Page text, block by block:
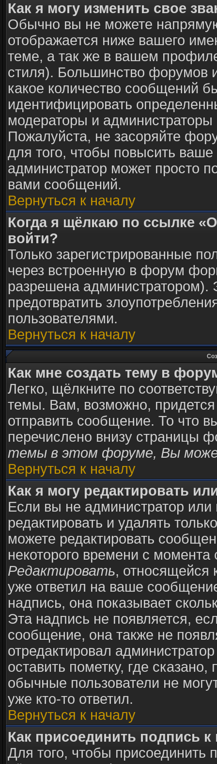
Как я могу изменить свое
Обычно вы не можете
отображается ниже вашего
теме, а так же в вашем
стиля). Большинство форумов
какое количество сообщений
идентифицировать
модераторы и
Пожалуйста, не засоряйте
для того, чтобы повысить
администратор может просто
вами сообщений.
Вернуться к началу
Когда я щёлкаю по ссылке
войти?
Только зарегистрированные
через встроенную в форум
разрешена администратором).
предотвратить
пользователями.
Вернуться к началу
Как мне создать тему в
Легко, щёлкните по
темы. Вам, возможно, придется
отправить сообщение. То что
перечислено внизу страницы
темы в этом форуме, Вы
Вернуться к началу
Как я могу редактировать
Если вы не администратор
редактировать и удалять
можете редактировать
некоторого времени с
Редактировать, относящейся
уже ответил на ваше
надпись, она показывает
Эта надпись не появляется,
сообщение, она также не
отредактировал
оставить пометку, где
обычные пользователи не
уже кто-то ответил.
Вернуться к началу
Как присоединить подпись
Для того, чтобы присоединить